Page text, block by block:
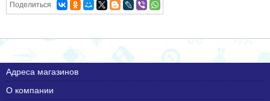
Поделиться
Адреса магазинов
О компании